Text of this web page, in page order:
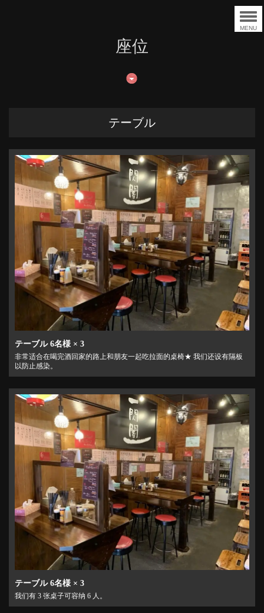
MENU
座位
テーブル
テーブル6名様 × 3
非常适合在喝完酒回家的路上和朋友一起吃拉面的桌椅★ 我们还设有隔板
以防止感染。
テーブル6名様 × 3
我们有 3 张桌子可容纳 6 人。